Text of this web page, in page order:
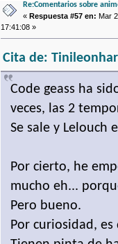
Re:Comentarios sobre
« Respuesta #57 en: Mar
17:41:08 »
Cita de:
Code geass ha
veces, las 2
Se sale y Lelouch
Por cierto, he
mucho eh...
Pero bueno.
Por curiosidad, es